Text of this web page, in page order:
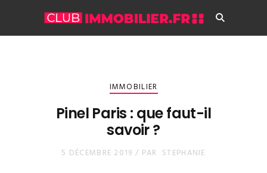
IMMOBILIER
Pinel Paris : que faut-il
savoir ?
5 DÉCEMBRE 2019 / PAR STEPHANIE